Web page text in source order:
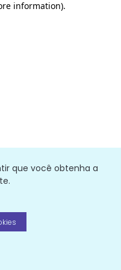
que você obtenha a
information).